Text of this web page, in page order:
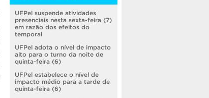
UFPel suspende atividades
presenciais nesta sexta-feira (7)
em razão dos efeitos do
temporal
UFPel adota o nível de impacto
alto para o turno da noite de
quinta-feira (6)
UFPel estabelece o nível de
impacto médio para a tarde de
quinta-feira (6)